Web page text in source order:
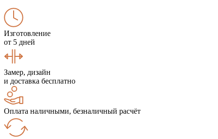
Изготовление
от 5 дней
Замер, дизайн
и доставка бесплатно
Оплата наличными, безналичный расчёт